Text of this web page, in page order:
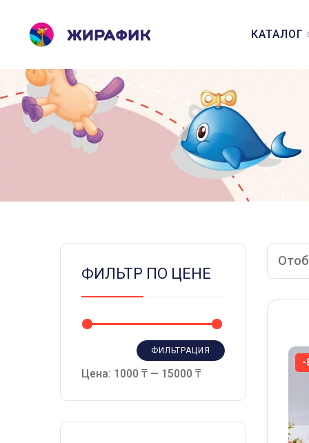
КАТАЛОГ
ФИЛЬТР ПО ЦЕНЕ
ФИЛЬТРАЦИЯ
Цена: 1000 ₸ — 15000 ₸
-